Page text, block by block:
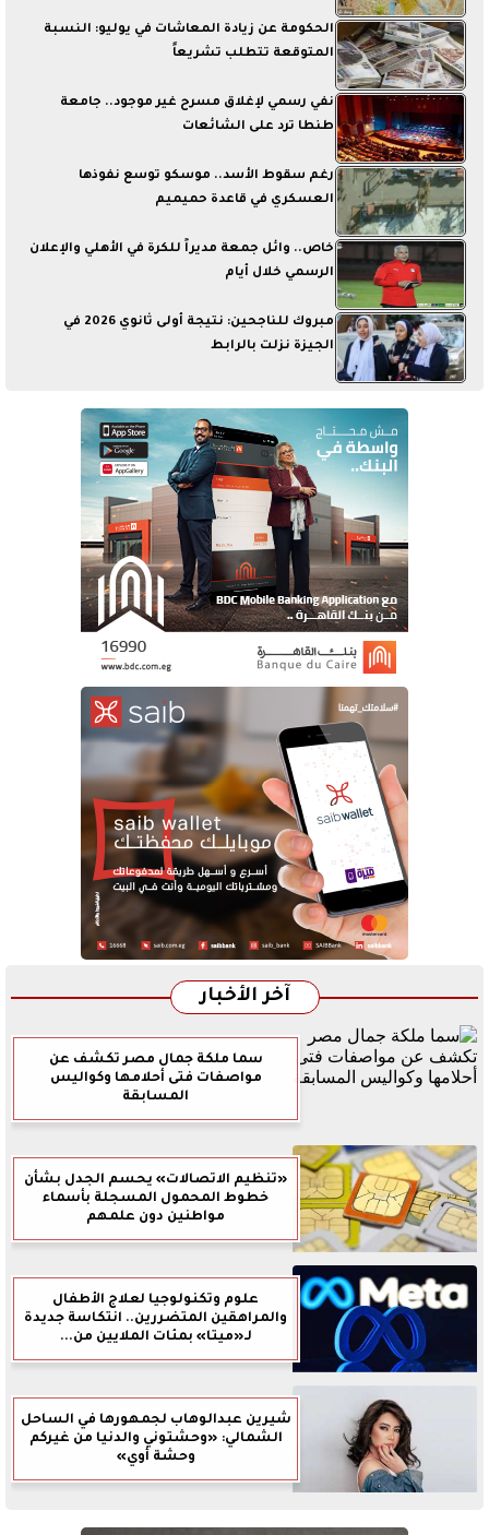
الحكومة عن زيادة المعاشات في يوليو: النسبة
المتوقعة تتطلب تشريعاً
نفي رسمي لإغلاق مسرح غير موجود.. جامعة
طنطا ترد على الشائعات
رغم سقوط الأسد.. موسكو توسع نفوذها
العسكري في قاعدة حميميم
خاص.. وائل جمعة مديراً للكرة في الأهلي والإعلان
الرسمي خلال أيام
مبروك للناجحين: نتيجة أولى ثانوي 2026 في
الجيزة نزلت بالرابط
آخر الأخبار
سما ملكة جمال مصر تكشف عن
مواصفات فتى أحلامها وكواليس
المسابقة
«تنظيم الاتصالات» يحسم الجدل بشأن
خطوط المحمول المسجلة بأسماء
مواطنين دون علمهم
علوم وتكنولوجيا لعلاج الأطفال
والمراهقين المتضررين.. انتكاسة جديدة
لـ«ميتا» بمئات الملايين من...
شيرين عبدالوهاب لجمهورها في الساحل
الشمالي: «وحشتوني والدنيا من غيركم
وحشة أوي»